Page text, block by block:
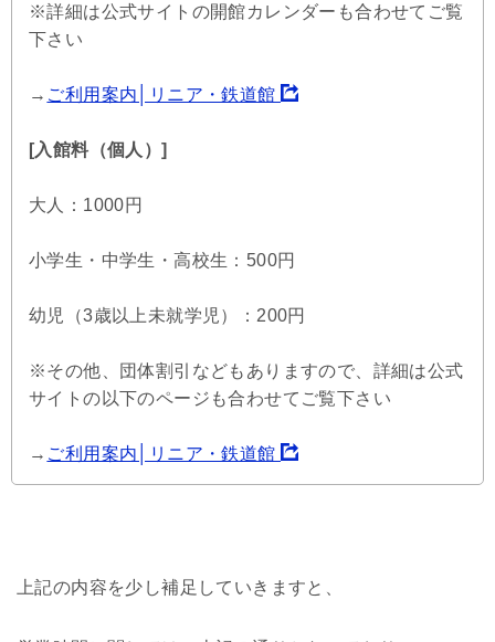
※詳細は公式サイトの開館カレンダーも合わせてご覧
下さい
→ ご利用案内│リニア・鉄道館
[入館料（個人）]
大人：1000円
小学生・中学生・高校生：500円
幼児（3歳以上未就学児）：200円
※その他、団体割引などもありますので、詳細は公式
サイトの以下のページも合わせてご覧下さい
→ ご利用案内│リニア・鉄道館
上記の内容を少し補足していきますと、